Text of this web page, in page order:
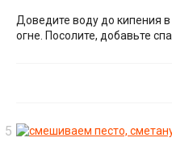
Доведите воду до кипения
огне. Посолите, добавьте